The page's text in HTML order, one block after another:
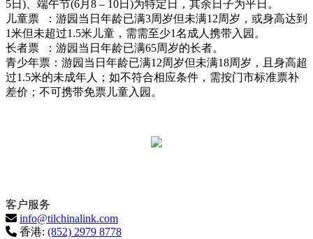
5日)、端午节(6月8 – 10日)为特定日，其余日子为平日。
儿童票 ：游园当日年龄已满3周岁但未满12周岁，或身高达到
1米但未超过1.5米儿童，需需至少1名成人携带入园。
长者票 ：游园当日年龄已满65周岁的长者。
青少年票：游园当日年龄已满12周岁但未满18周岁，且身高超
过1.5米的未成年人；如不符合相应条件，需按门市标准票补
差价；不可携带免票儿童入园。
客户服务
info@tilchinalink.com
香港: (852) 2979 8778